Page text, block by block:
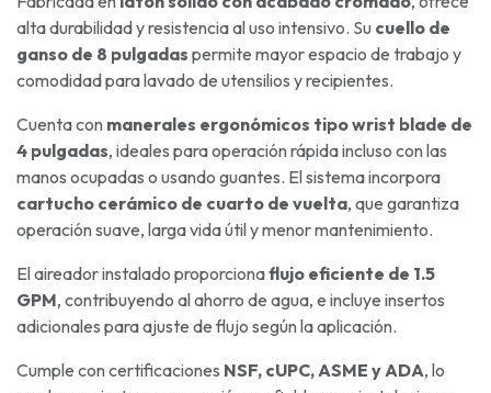
alta durabilidad y resistencia al uso intensivo. Su cuello de
ganso de 8 pulgadas permite mayor espacio de trabajo y
comodidad para lavado de utensilios y recipientes.
Cuenta con manerales ergonómicos tipo wrist blade de
4 pulgadas, ideales para operación rápida incluso con las
manos ocupadas o usando guantes. El sistema incorpora
cartucho cerámico de cuarto de vuelta, que garantiza
operación suave, larga vida útil y menor mantenimiento.
El aireador instalado proporcionaflujo eficiente de 1.5
GPM, contribuyendo al ahorro de agua, e incluye insertos
adicionales para ajuste de flujo según la aplicación.
Cumple con certificaciones NSF, cUPC, ASME y ADA, lo